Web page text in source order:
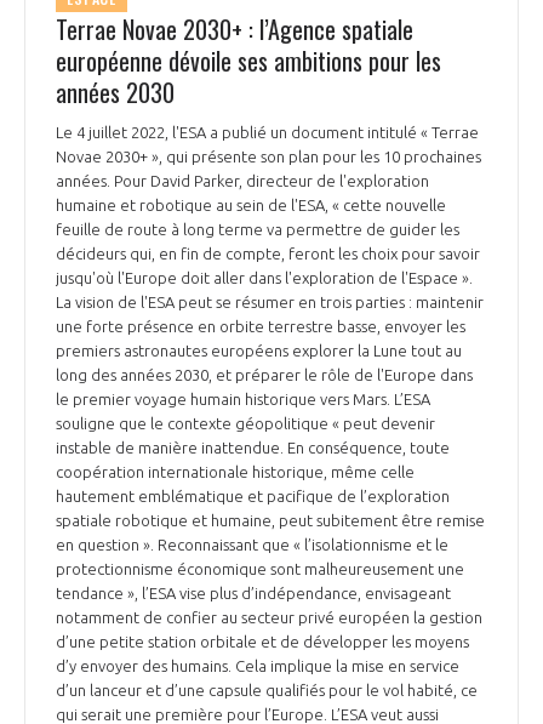
Terrae Novae 2030+ : l’Agence spatiale
européenne dévoile ses ambitions pour les
années 2030
Le 4 juillet 2022, l'ESA a publié un document intitulé « Terrae
Novae 2030+ », qui présente son plan pour les 10 prochaines
années. Pour David Parker, directeur de l'exploration
humaine et robotique au sein de l'ESA, « cette nouvelle
feuille de route à long terme va permettre de guider les
décideurs qui, en fin de compte, feront les choix pour savoir
jusqu'où l'Europe doit aller dans l'exploration de l'Espace ».
La vision de l'ESA peut se résumer en trois parties : maintenir
une forte présence en orbite terrestre basse, envoyer les
premiers astronautes européens explorer la Lune tout au
long des années 2030, et préparer le rôle de l'Europe dans
le premier voyage humain historique vers Mars. L’ESA
souligne que le contexte géopolitique « peut devenir
instable de manière inattendue. En conséquence, toute
coopération internationale historique, même celle
hautement emblématique et pacifique de l’exploration
spatiale robotique et humaine, peut subitement être remise
en question ». Reconnaissant que « l’isolationnisme et le
protectionnisme économique sont malheureusement une
tendance », l’ESA vise plus d’indépendance, envisageant
notamment de confier au secteur privé européen la gestion
d’une petite station orbitale et de développer les moyens
d’y envoyer des humains. Cela implique la mise en service
d’un lanceur et d’une capsule qualifiés pour le vol habité, ce
qui serait une première pour l’Europe. L’ESA veut aussi